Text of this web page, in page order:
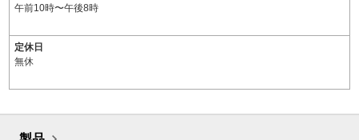
午前10時〜午後8時
定休日
無休